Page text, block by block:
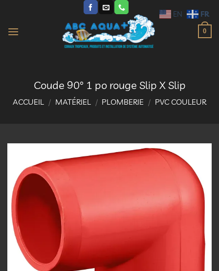
contenu
0
Coude 90° 1 po rouge Slip X Slip
ACCUEIL / MATÉRIEL / PLOMBERIE / PVC COULEUR
Ajouter
à la
d’envies
EN FR